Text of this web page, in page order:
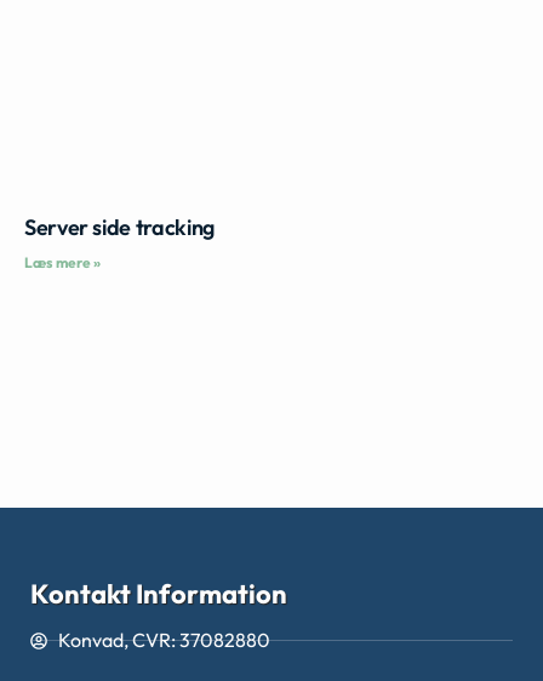
Server side tracking
Læs mere »
Kontakt Information
Konvad, CVR: 37082880